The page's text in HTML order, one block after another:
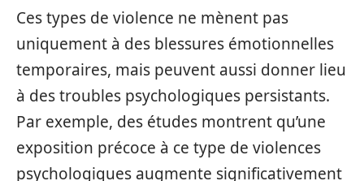
Ces types de violence ne mènent pas
uniquement à des blessures émotionnelles
temporaires, mais peuvent aussi donner lieu
à des troubles psychologiques persistants.
Par exemple, des études montrent qu’une
exposition précoce à ce type de violences
psychologiques augmente significativement